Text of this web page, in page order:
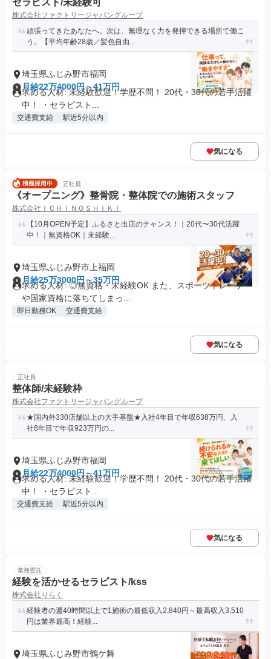
セラピスト/未経験可
株式会社ファクトリージャパングループ
頑張ってきたあなたへ。次は、無理なく力を発揮できる場所で働こ
う。【平均年齢28歳／髪色自由...
埼玉県ふじみ野市福岡
月給22万4000円～41万円
求める人材: 未経験歓迎！学歴不問！ 20代・30代の若手活躍
中！ ・セラピスト...
交通費支給 駅近5分以内
気になる
正社員
《オープニング》整骨院・整体院での施術スタッフ
株式会社ＩＣＨＩＮＯＳＨＩＫＩ
【10月OPEN予定】ふるさと出店のチャンス！｜20代〜30代活躍
中！｜無資格OK｜未経験...
埼玉県ふじみ野市上福岡
月給25万3000円～35万円
求める人材: ◎無資格・未経験OK また、スポーツトレーナー
や国家資格に落ちてしまっ...
即日勤務OK 交通費支給
気になる
正社員
整体師/未経験枠
株式会社ファクトリージャパングループ
★国内外330店舗以上の大手基盤★入社4年目で年収638万円、入
社8年目で年収923万円の...
埼玉県ふじみ野市福岡
月給22万4000円～41万円
求める人材: 未経験歓迎！学歴不問！ 20代・30代の若手活躍
中！ ・セラピスト...
交通費支給 駅近5分以内
気になる
業務委託
経験を活かせるセラピスト/kss
株式会社りらく
経験者の週40時間以上で1施術の最低収入2,840円～最高収入3,510
円は業界最高！経験...
埼玉県ふじみ野市鶴ケ舞